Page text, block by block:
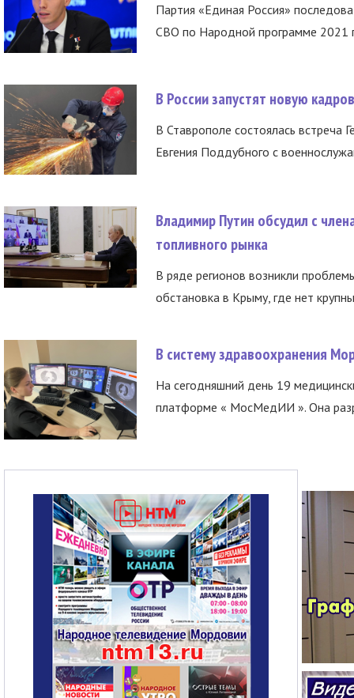
Партия «Единая Россия»
СВО по Народной программе 2021
В России запустят новую
В Ставрополе состоялась встреча
Евгения Поддубного с
Владимир Путин обсудил с
топливного рынка
В ряде регионов возникли
обстановка в Крыму, где нет
В систему здравоохранения
На сегодняшний день 19
платформе « МосМедИИ ». Она